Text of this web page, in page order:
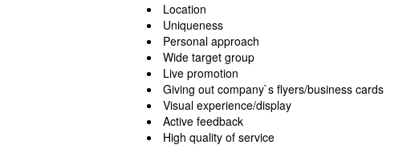
Location
Uniqueness
Personal approach
Wide target group
Live promotion
Giving out company`s flyers/business cards
Visual experience/display
Active feedback
High quality of service